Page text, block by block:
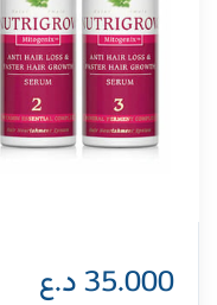
35.000د.ع